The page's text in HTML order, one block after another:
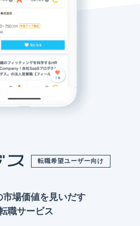
転職希望ユーザー向け
市場価値を見いだす
職サービス